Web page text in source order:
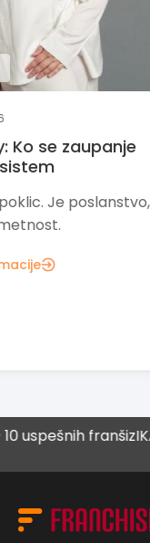
LOV
Družinska
v globalno
franšizIKA –